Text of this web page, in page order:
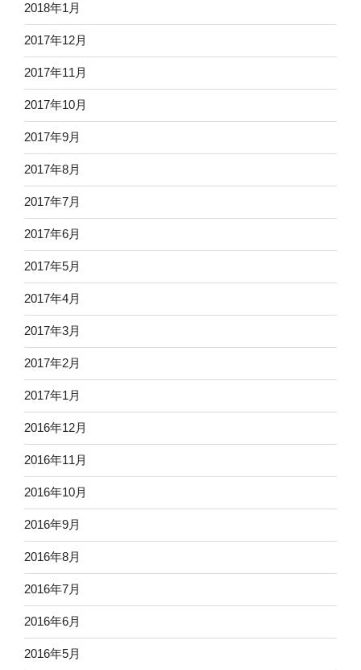
2018年1月
2017年12月
2017年11月
2017年10月
2017年9月
2017年8月
2017年7月
2017年6月
2017年5月
2017年4月
2017年3月
2017年2月
2017年1月
2016年12月
2016年11月
2016年10月
2016年9月
2016年8月
2016年7月
2016年6月
2016年5月